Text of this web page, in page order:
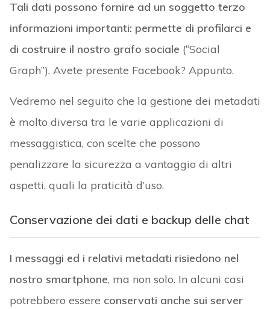
Tali dati possono fornire ad un soggetto terzo
informazioni importanti: permette di profilarci e
di costruire il nostro grafo sociale (“Social
Graph”). Avete presente Facebook? Appunto.
Vedremo nel seguito che la gestione dei metadati
è molto diversa tra le varie applicazioni di
messaggistica, con scelte che possono
penalizzare la sicurezza a vantaggio di altri
aspetti, quali la praticità d’uso.
Conservazione dei dati e backup delle chat
I messaggi ed i relativi metadati risiedono nel
nostro smartphone, ma non solo. In alcuni casi
potrebbero essere conservati anche sui server